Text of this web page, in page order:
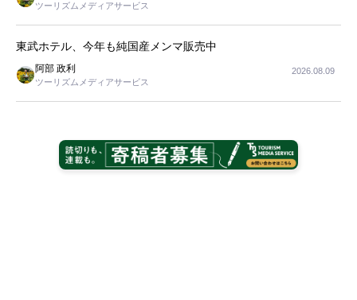
ツーリズムメディアサービス
東武ホテル、今年も純国産メンマ販売中
阿部 政利
ツーリズムメディアサービス
2026.08.09